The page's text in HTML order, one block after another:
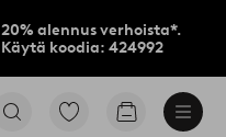
20% alennus verhoista*.
Käytä koodia: 424992
Siirry
Siirry